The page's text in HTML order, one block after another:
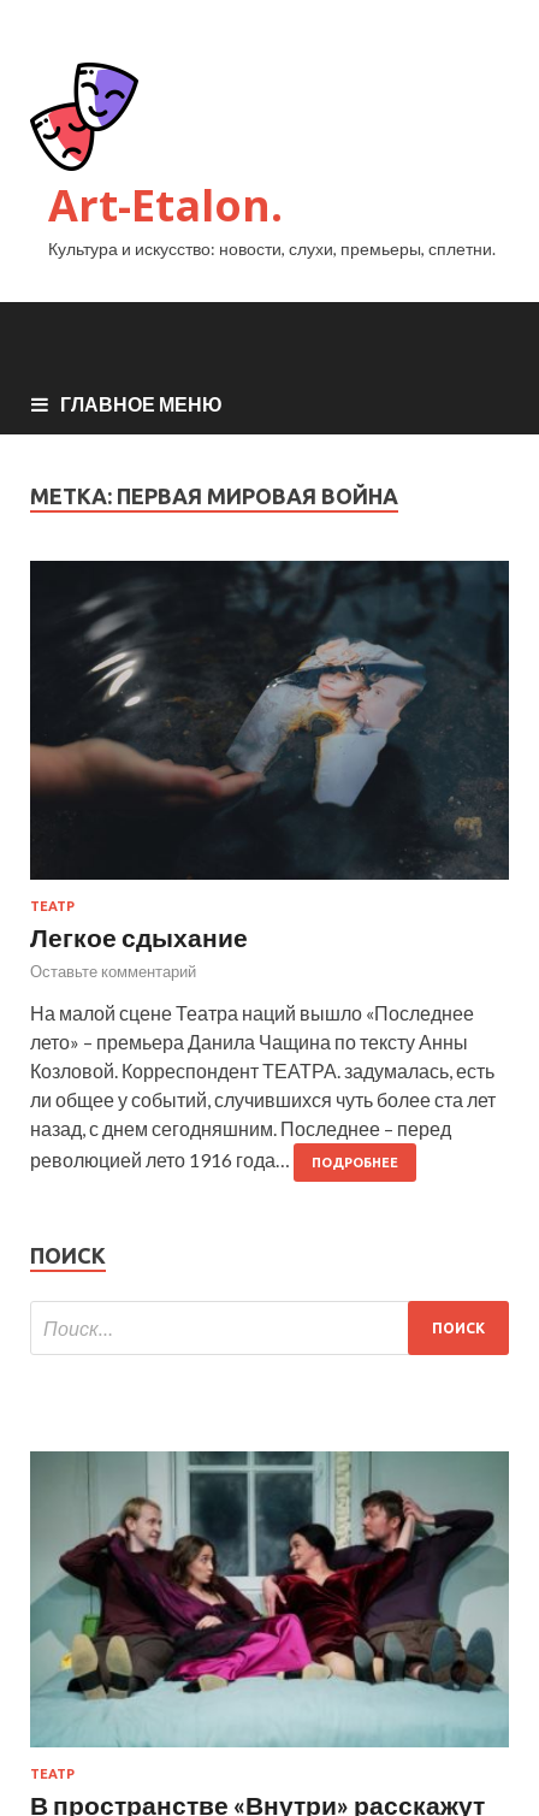
Art-Etalon.
Культура и искусство: новости, слухи, премьеры, сплетни.
ГЛАВНОЕ МЕНЮ
МЕТКА: ПЕРВАЯ МИРОВАЯ ВОЙНА
ТЕАТР
Легкое сдыхание
Оставьте комментарий
На малой сцене Театра наций вышло «Последнее
лето» – премьера Данила Чащина по тексту Анны
Козловой. Корреспондент ТЕАТРА. задумалась, есть
ли общее у событий, случившихся чуть более ста лет
назад, с днем сегодняшним. Последнее – перед
революцией лето 1916 года…
ПОДРОБНЕЕ
ПОИСК
ТЕАТР
В пространстве «Внутри» расскажут